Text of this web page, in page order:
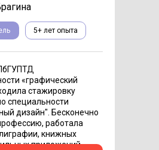
5+ лет опыта
«‎графический
стажировку
специальности
дизайн"‎. Бесконечно
работала
книжных
приложений,